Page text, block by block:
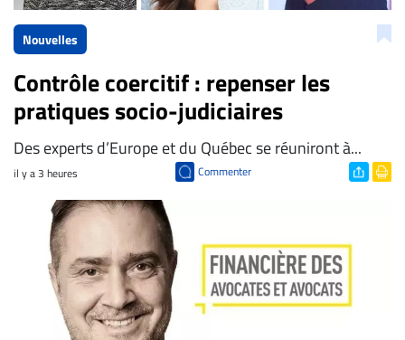
Nouvelles
Contrôle coercitif : repenser les
pratiques socio-judiciaires
Des experts d’Europe et du Québec se réuniront à...
il y a 3 heures Commenter